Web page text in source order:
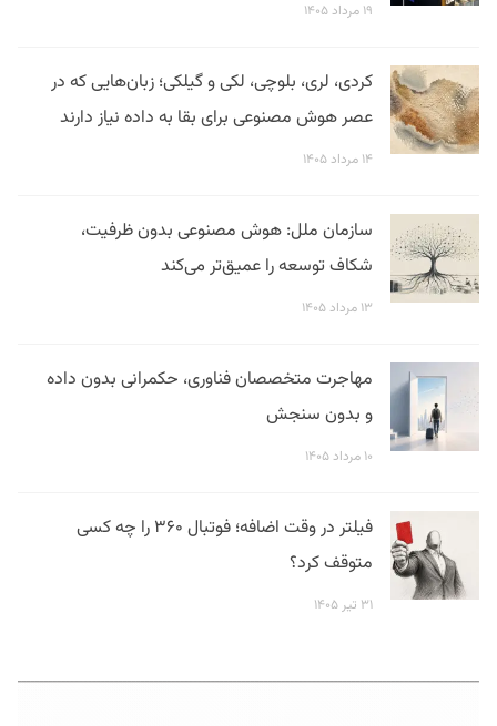
۱۹ مرداد ۱۴۰۵
کردی، لری، بلوچی، لکی و گیلکی؛ زبان‌هایی که در
عصر هوش مصنوعی برای بقا به داده نیاز دارند
۱۴ مرداد ۱۴۰۵
سازمان ملل: هوش مصنوعی بدون ظرفیت،
شکاف توسعه را عمیق‌تر می‌کند
۱۳ مرداد ۱۴۰۵
مهاجرت متخصصان فناوری، حکمرانی بدون داده
و بدون سنجش
۱۰ مرداد ۱۴۰۵
فیلتر در وقت اضافه؛ فوتبال ۳۶۰ را چه کسی
متوقف کرد؟
۳۱ تیر ۱۴۰۵